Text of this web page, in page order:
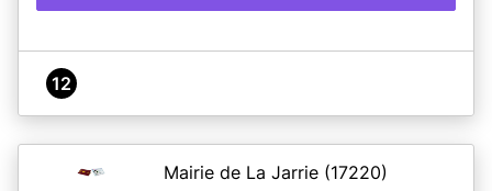
12
Mairie de La Jarrie (17220)